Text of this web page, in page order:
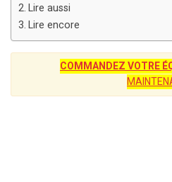
Lire aussi
Lire encore
COMMANDEZ VOTRE